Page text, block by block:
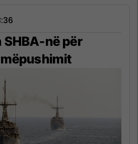
SHBA-në për